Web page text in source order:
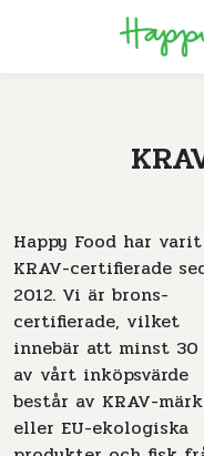
Happy Food har varit
KRAV-certifierade
2012. Vi är brons-
certifierade, vilket
innebär att minst 30
av vårt inköpsvärde
består av KRAV-
eller EU-ekologiska